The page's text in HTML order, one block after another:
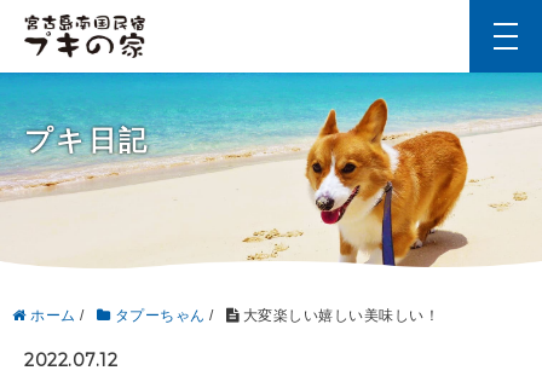
プキ日記
ホーム / タプーちゃん / 大変楽しい嬉しい美味しい！
2022.07.12
t
o
g
g
l
v
a